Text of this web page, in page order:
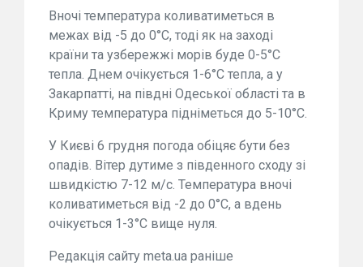
Вночі температура коливатиметься в
межах від -5 до 0°С, тоді як на заході
країни та узбережжі морів буде 0-5°С
тепла. Днем очікується 1-6°С тепла, а у
Закарпатті, на півдні Одеської області та в
Криму температура підніметься до 5-10°С.
У Києві 6 грудня погода обіцяє бути без
опадів. Вітер дутиме з південного сходу зі
швидкістю 7-12 м/с. Температура вночі
коливатиметься від -2 до 0°С, а вдень
очікується 1-3°С вище нуля.
Редакція сайту meta.ua раніше